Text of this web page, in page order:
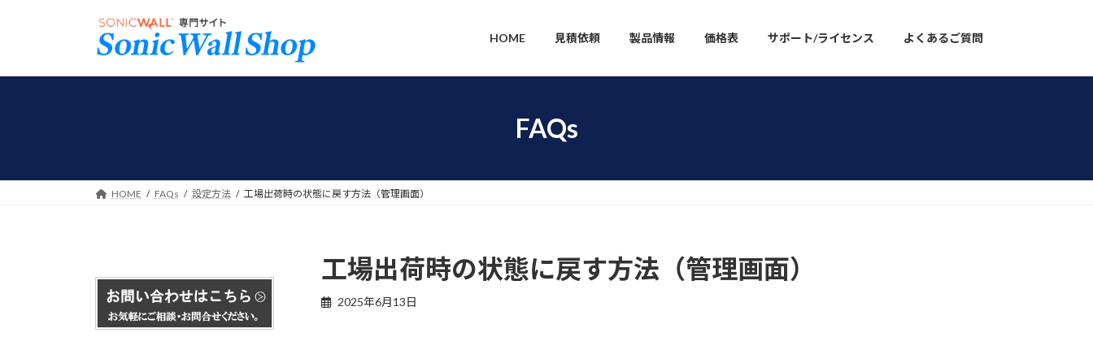
プ
動
HOME 見積依頼 製品情報 価格表 サポート/ライセンス よくあるご質問
FAQs
HOME FAQs 設定方法 工場出荷時の状態に戻す方法（管理画面）
工場出荷時の状態に戻す方法（管理画面）
2025年6月13日